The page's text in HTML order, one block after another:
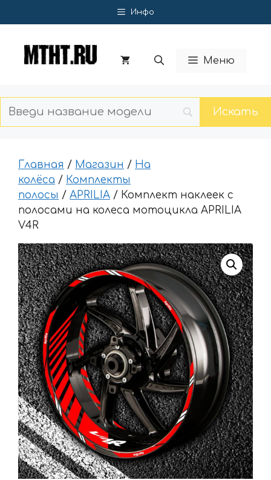
к
Инфо
Меню
Главная / Магазин / На
колёса / Комплекты
полосы / APRILIA / Комплект наклеек с
полосами на колеса мотоцикла APRILIA
V4R